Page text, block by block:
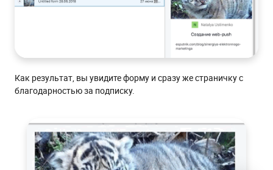
Как результат, вы увидите форму и сразу же страничку с
благодарностью за подписку.